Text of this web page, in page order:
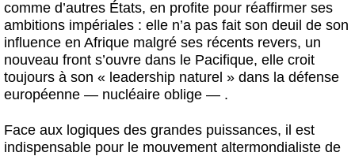
comme d’autres États, en profite pour réaffirmer ses
ambitions impériales : elle n’a pas fait son deuil de son
influence en Afrique malgré ses récents revers, un
nouveau front s’ouvre dans le Pacifique, elle croit
toujours à son « leadership naturel » dans la défense
européenne — nucléaire oblige — .
Face aux logiques des grandes puissances, il est
indispensable pour le mouvement altermondialiste de